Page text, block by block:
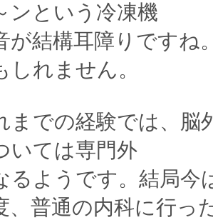
ンという冷凍機
が結構耳障りですね
しれません。
までの経験では、脳
いては専門外
るようです。結局今
、普通の内科に行っ